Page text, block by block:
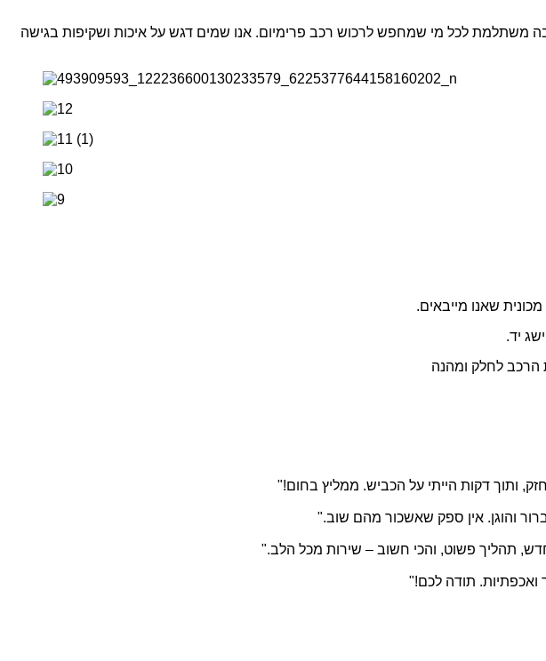
משתלמת לכל מי שמחפש לרכוש רכב פרימיום. אנו שמים דגש על איכות ושקיפות בגישה
שאנו מייבאים.
יד.
הרכב לחלק ומהנה
ותוך דקות הייתי על הכביש. ממליץ בחום!"
והוגן. אין ספק שאשכור מהם שוב."
תהליך פשוט, והכי חשוב – שירות מכל הלב."
ואכפתיות. תודה לכם!"